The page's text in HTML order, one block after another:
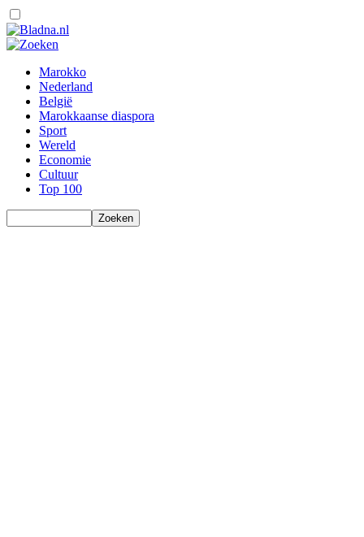
Marokko
Nederland
België
Marokkaanse diaspora
Sport
Wereld
Economie
Cultuur
Top 100